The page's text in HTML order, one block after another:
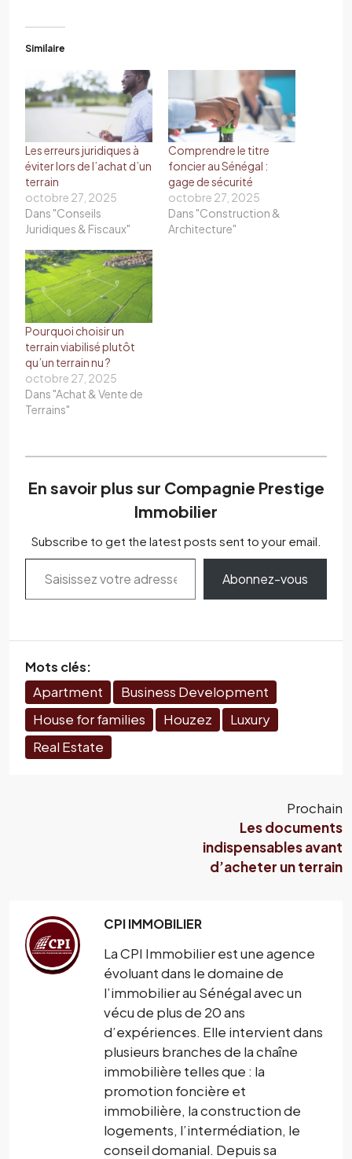
Similaire
Les erreurs juridiques à
éviter lors de l’achat d’un
terrain
octobre 27, 2025
Dans "Conseils
Juridiques & Fiscaux"
Comprendre le titre
foncier au Sénégal :
gage de sécurité
octobre 27, 2025
Dans "Construction &
Architecture"
Pourquoi choisir un
terrain viabilisé plutôt
qu’un terrain nu ?
octobre 27, 2025
Dans "Achat & Vente de
Terrains"
En savoir plus sur Compagnie Prestige
Immobilier
Subscribe to get the latest posts sent to your email.
Abonnez-vous
Mots clés:
Apartment
Business Development
House for families
Houzez
Luxury
Real Estate
Prochain
Les documents
indispensables avant
d’acheter un terrain
CPI IMMOBILIER
La CPI Immobilier est une agence
évoluant dans le domaine de
l’immobilier au Sénégal avec un
vécu de plus de 20 ans
d’expériences. Elle intervient dans
plusieurs branches de la chaîne
immobilière telles que : la
promotion foncière et
immobilière, la construction de
logements, l’intermédiation, le
conseil domanial. Depuis sa